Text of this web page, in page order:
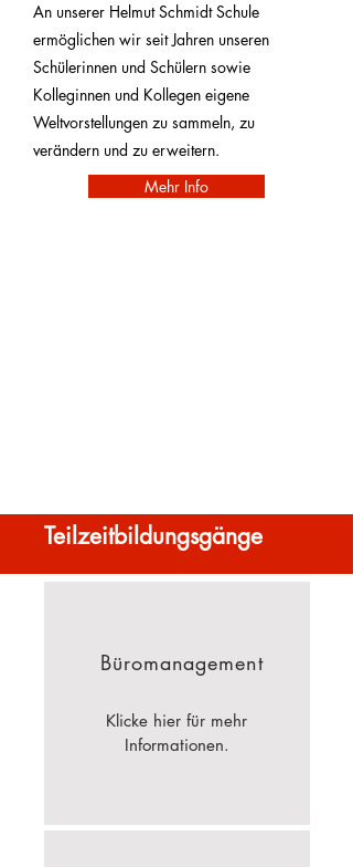
An unserer Helmut Schmidt Schule
ermöglichen wir seit Jahren unseren
Schülerinnen und Schülern sowie
Kolleginnen und Kollegen eigene
Weltvorstellungen zu sammeln, zu
verändern und zu erweitern.
Mehr Info
Teilzeitbildungsgänge
Büromanagement
Klicke hier für mehr
Informationen.